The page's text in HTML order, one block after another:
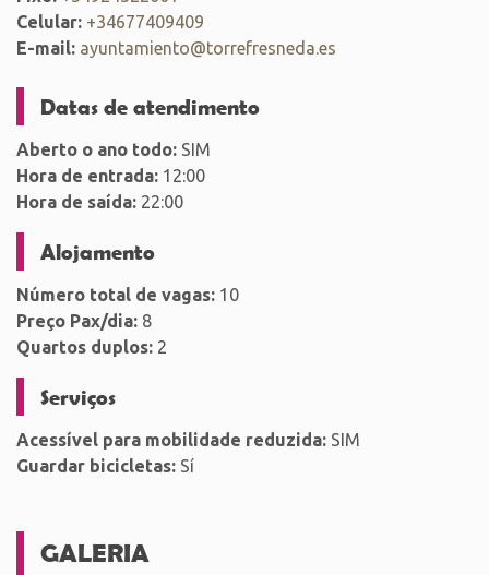
Celular: +34677409409
E-mail: ayuntamiento@torrefresneda.es
Datas de atendimento
Aberto o ano todo: SIM
Hora de entrada: 12:00
Hora de saída: 22:00
Alojamento
Número total de vagas: 10
Preço Pax/dia: 8
Quartos duplos: 2
Serviços
Acessível para mobilidade reduzida: SIM
Guardar bicicletas: Sí
GALERIA